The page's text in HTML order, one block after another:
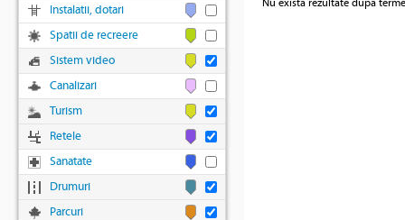
Nu exista rezultate dupa
Instalatii, dotari
Spatii de recreere
Sistem video
Canalizari
Turism
Retele
Sanatate
Drumuri
Parcuri